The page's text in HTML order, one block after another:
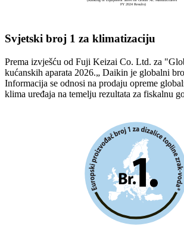
Svjetski broj 1 za klimatizaciju
Prema izvješću od Fuji Keizai Co. Ltd. za
kućanskih aparata 2026.„ Daikin je globalni
Informacija se odnosi na prodaju opreme
klima uređaja na temelju rezultata za fiskalnu